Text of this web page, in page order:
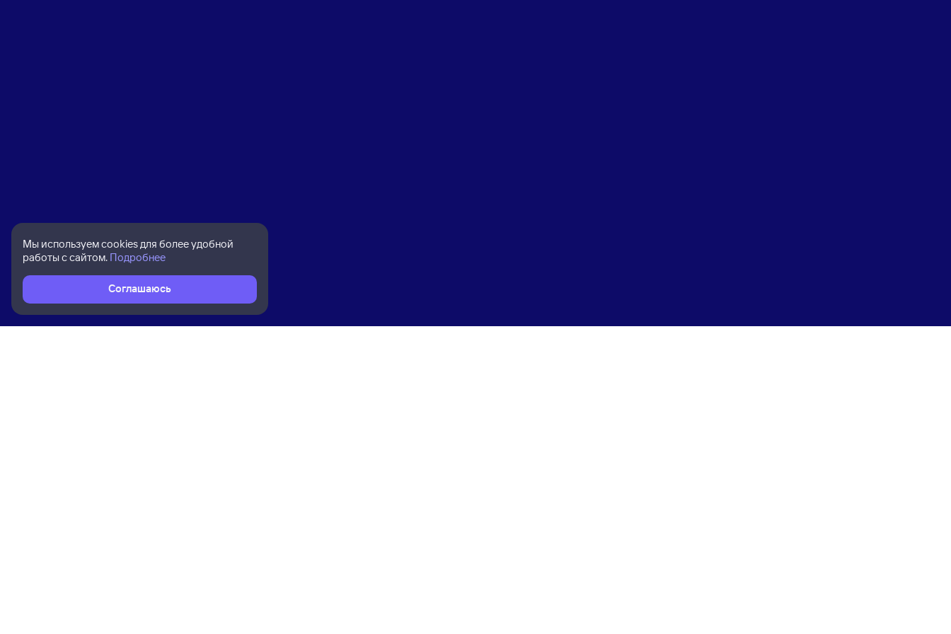
Мы используем cookies для более удобной
работы с сайтом. Подробнее
Соглашаюсь